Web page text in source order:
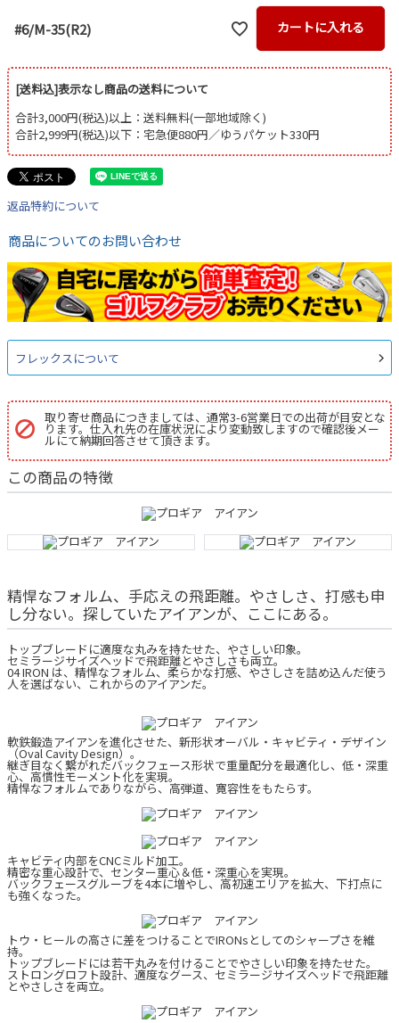
#6/M-35(R2) カートに入れる
[送料込]表示なし商品の送料について
合計3,000円(税込)以上：送料無料(一部地域除く)
合計2,999円(税込)以下：宅急便880円／ゆうパケット330円
返品特約について
商品についてのお問い合わせ
フレックスについて
取り寄せ商品につきましては、通常3-6営業日での出荷が目安とな
ります。仕入れ先の在庫状況により変動致しますので確認後メー
ルにて納期回答させて頂きます。
この商品の特徴
精悍なフォルム、手応えの飛距離。やさしさ、打感も申
し分ない。探していたアイアンが、ここにある。
トップブレードに適度な丸みを持たせた、やさしい印象。
セミラージサイズヘッドで飛距離とやさしさも両立。
04 IRON は、精悍なフォルム、柔らかな打感、やさしさを詰め込んだ使う
人を選ばない、これからのアイアンだ。
軟鉄鍛造アイアンを進化させた、新形状オーバル・キャビティ・デザイン
（Oval Cavity Design）。
継ぎ目なく繋がれたバックフェース形状で重量配分を最適化し、低・深重
心、高慣性モーメント化を実現。
精悍なフォルムでありながら、高弾道、寛容性をもたらす。
キャビティ内部をCNCミルド加工。
精密な重心設計で、センター重心＆低・深重心を実現。
バックフェースグルーブを4本に増やし、高初速エリアを拡大、下打点に
も強くなった。
トウ・ヒールの高さに差をつけることでIRONsとしてのシャープさを維
持。
トップブレードには若干丸みを付けることでやさしい印象を持たせた。
ストロングロフト設計、適度なグース、セミラージサイズヘッドで飛距離
とやさしさを両立。